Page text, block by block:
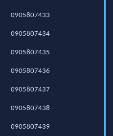
0905807433
0905807434
0905807435
0905807436
0905807437
0905807438
0905807439